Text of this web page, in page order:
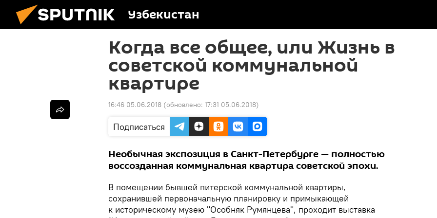
Узбекистан
Когда все общее, или Жизнь в
советской коммунальной
квартире
16:46 05.06.2018 (обновлено: 17:31 05.06.2018)
Подписаться
Необычная экспозиция в Санкт-Петербурге — полностью
воссозданная коммунальная квартира советской эпохи.
В помещении бывшей питерской коммунальной квартиры,
сохранившей первоначальную планировку и примыкающей
к историческому музею "Особняк Румянцева", проходит выставка